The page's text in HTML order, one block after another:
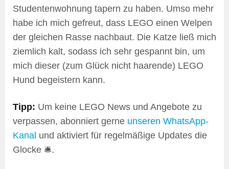
Studentenwohnung tapern zu haben. Umso mehr
habe ich mich gefreut, dass LEGO einen Welpen
der gleichen Rasse nachbaut. Die Katze ließ mich
ziemlich kalt, sodass ich sehr gespannt bin, um
mich dieser (zum Glück nicht haarende) LEGO
Hund begeistern kann.
Tipp: Um keine LEGO News und Angebote zu
verpassen, abonniert gerne unseren WhatsApp-
Kanal und aktiviert für regelmäßige Updates die
Glocke 🛎️.